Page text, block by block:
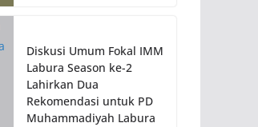
Diskusi Umum Fokal IMM
Labura Season ke-2
Lahirkan Dua
Rekomendasi untuk PD
Muhammadiyah Labura